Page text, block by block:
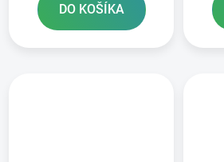
DO KOŠÍKA